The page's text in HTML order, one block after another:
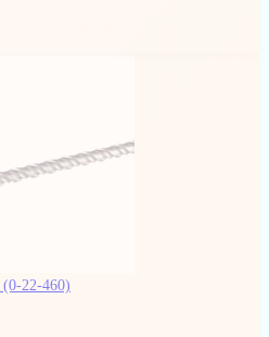
(0-22-460)